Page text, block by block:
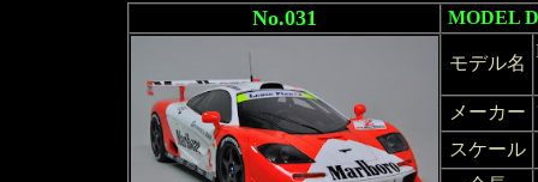
No.031 MODEL
モデル名
メーカー
スケール